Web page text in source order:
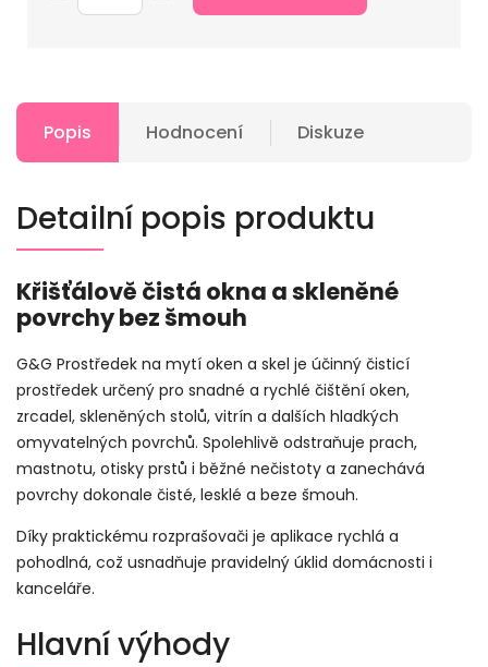
Popis Hodnocení Diskuze
Detailní popis produktu
Křišťálově čistá okna a skleněné
povrchy bez šmouh
G&G Prostředek na mytí oken a skel je účinný čisticí
prostředek určený pro snadné a rychlé čištění oken,
zrcadel, skleněných stolů, vitrín a dalších hladkých
omyvatelných povrchů. Spolehlivě odstraňuje prach,
mastnotu, otisky prstů i běžné nečistoty a zanechává
povrchy dokonale čisté, lesklé a beze šmouh.
Díky praktickému rozprašovači je aplikace rychlá a
pohodlná, což usnadňuje pravidelný úklid domácnosti i
kanceláře.
Hlavní výhody